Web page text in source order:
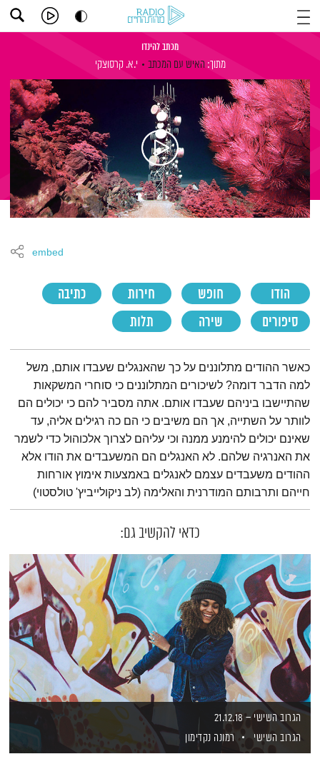
מכתב להינדו
מתוך: האיש עם המכתב י.א. קרסוצקי
הודו חופש חירות
כתיבה
סיפורים
שירה תלות
embed
תמצית הפודקאסט
כאשר ההודים מתלוננים על כך שהאנגלים שעבדו אותם, משל
למה הדבר דומה? לשיכורים המתלוננים כי סוחרי המשקאות
שהתיישבו ביניהם שעבדו אותם. אתה מסביר להם כי יכולים הם
לוותר על השתייה, אך הם משיבים כי הם כה רגילים אליה, עד
שאינם יכולים להימנע ממנה וכי עליהם לצרוך אלכוהול כדי לשמר
את האנרגיה שלהם. לא האנגלים הם המשעבדים את הודו אלא
ההודים משעבדים עצמם לאנגלים באמצעות אימוץ אורחות
חייהם ותרבותם המודרנית והאלימה (לב ניקולייביץ' טולסטוי)
כדאי להקשיב גם:
הגרוב השישי – 21.12.18
הגרוב השישי
רמונה נקדימון